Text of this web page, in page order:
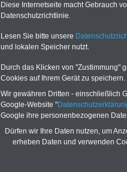
Hessen:
Hessen –
Die hessische
ergangenen
übertragen
Zweite Gesetz
Diese Internetseite macht Gebrauch
Datenschutzrichtlinie.
Lesen Sie bitte unsere
und lokalen Speicher nutzt.
Durch das Klicken von "Zustimmung"
Cookies auf Ihrem Gerät zu speichern.
Wir gewähren Dritten - einschließlich
Google-Website "
Google ihre personenbezogenen
Dürfen wir Ihre Daten nutzen, um
erheben Daten und verwenden